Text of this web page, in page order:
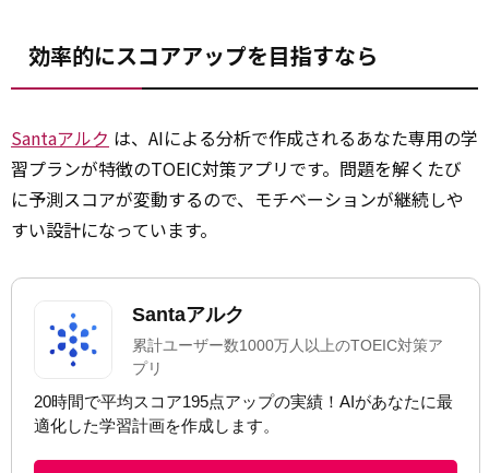
効率的にスコアアップを目指すなら
Santaアルク は、AIによる分析で作成されるあなた専用の学
習プランが特徴のTOEIC対策アプリです。問題を解くたび
に予測スコアが変動するので、モチベーションが継続しや
すい設計になっています。